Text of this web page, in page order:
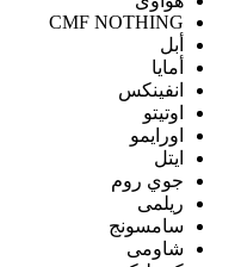
CMF NOTHING
أبل
أمايا
انفينكس
اوتيتو
اورايمو
ايتل
جوي روم
ريلمى
سامسونج
شاومى